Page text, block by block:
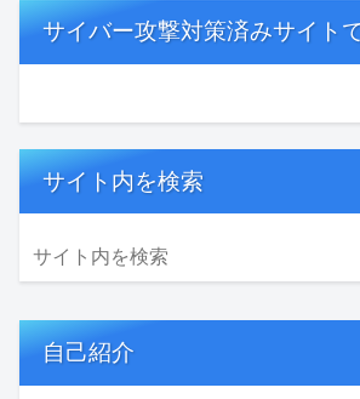
サイバー攻撃対策済みサイトで
サイト内を検索
自己紹介